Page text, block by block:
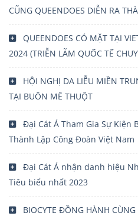
CŨNG QUEENDOES DIỄN RA
QUEENDOES CÓ MẶT TẠI
2024 (TRIỄN LÃM QUỐC TẾ
HỘI NGHỊ DA LIỄU MIỀN
TẠI BUÔN MÊ THUỘT
Đại Cát Á Tham Gia Sự Kiện
Thành Lập Công Đoàn Việt Nam
Đại Cát Á nhận danh hiệu
Tiêu biểu nhất 2023
BIOCYTE ĐỒNG HÀNH